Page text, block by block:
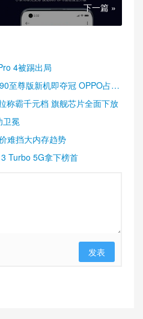
下一篇 »
4被踢出局
至尊版新机即夺冠 OPPO占据
称霸千元档 旗舰芯片全面下放
冕
难挡大内存趋势
Turbo 5G拿下榜首
发表